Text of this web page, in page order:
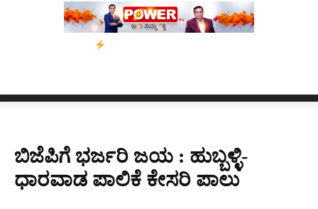
ಬೀರೇನ್ ಸಿಂಗ್ ಅವರ ಆಡಿಯೋ ಕ್ಲಿಪ್ ಅನ್ನು ಬದಲಾಯಿಸಲಾಗಿದೆ.
ಬಿಜೆಪಿಗೆ ಭರ್ಜರಿ ಜಯ : ಹುಬ್ಬಳ್ಳಿ-
ಧಾರವಾಡ ಪಾಲಿಕೆ ಕೇಸರಿ ಪಾಲು